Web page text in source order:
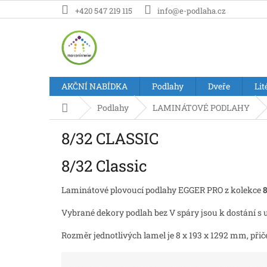
na
+420 547 219 115 info@e-podlaha.cz
AKČNÍ NABÍDKA Podlahy Dveře
Domů Podlahy LAMINÁTOVÉ PODLAHY
8/32 CLASSIC
8/32 Classic
Laminátové plovoucí podlahy EGGER PRO z kolekce
Vybrané dekory podlah bez V spáry jsou k dostání
Rozměr jednotlivých lamel je 8 x 193 x 1292 mm,